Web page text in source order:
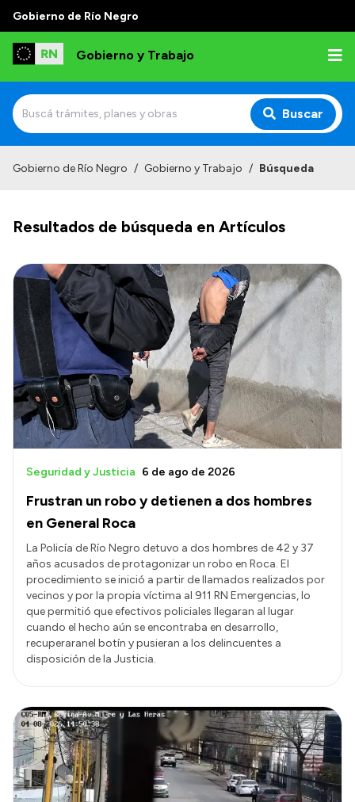
Gobierno de Río Negro
Gobierno y Trabajo
Buscar
Misión
Autoridades, Áreas y Organismos
Delegaciones
Normativa
Transparencia
Presupuesto
Boletín Oficial
Compras y licitaciones
Consulta de pago a proveedores
Convocatorias
Intranet
Login
Gobierno de Río Negro / Gobierno y Trabajo / Búsqueda
Resultados de búsqueda en Artículos
Frustran un robo y detienen a dos hombres
en General Roca
Seguridad y Justicia 6 de ago de 2026
La Policía de Río Negro detuvo a dos hombres de 42 y 37
años acusados de protagonizar un robo en Roca. El
procedimiento se inició a partir de llamados realizados por
vecinos y por la propia víctima al 911 RN Emergencias, lo
que permitió que efectivos policiales llegaran al lugar
cuando el hecho aún se encontraba en desarrollo,
recuperaranel botín y pusieran a los delincuentes a
disposición de la Justicia.